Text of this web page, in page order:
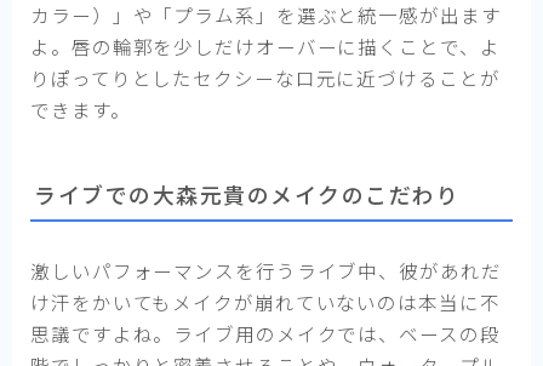
カラー）」や「プラム系」を選ぶと統一感が出ます
よ。唇の輪郭を少しだけオーバーに描くことで、よ
りぽってりとしたセクシーな口元に近づけることが
できます。
ライブでの大森元貴のメイクのこだわり
激しいパフォーマンスを行うライブ中、彼があれだ
け汗をかいてもメイクが崩れていないのは本当に不
思議ですよね。ライブ用のメイクでは、ベースの段